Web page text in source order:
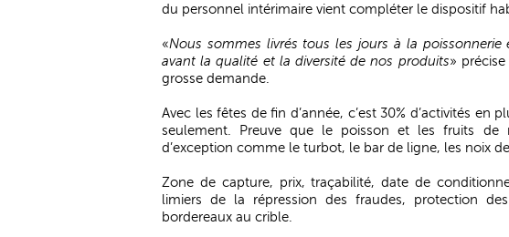
du personnel intérimaire vient compléter le dispositif
«Nous sommes livrés tous les jours à la
avant la qualité et la diversité de nos produits»
grosse demande.
Avec les fêtes de fin d’année, c’est 30% d’activités en
seulement. Preuve que le poisson et les fruits
d’exception comme le turbot, le bar de ligne, les noix
Zone de capture, prix, traçabilité, date de
limiers de la répression des fraudes, protection
bordereaux au crible.